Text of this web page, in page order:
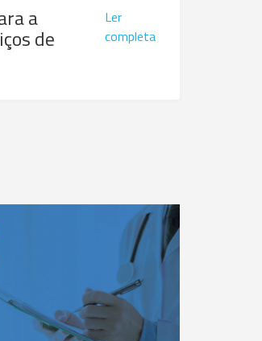
a
de
Ler
completa